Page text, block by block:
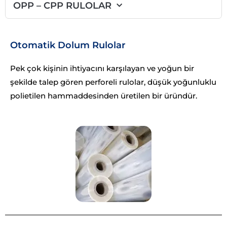
OPP – CPP RULOLAR
Otomatik Dolum Rulolar
Pek çok kişinin ihtiyacını karşılayan ve yoğun bir
şekilde talep gören perforeli rulolar, düşük yoğunluklu
polietilen hammaddesinden üretilen bir üründür.